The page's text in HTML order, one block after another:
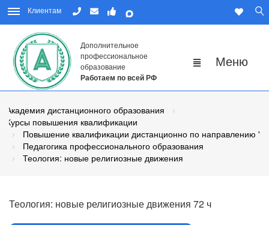
Клиентам
Дополнительное
профессиональное
образование
Работаем по всей РФ
Академия дистанционного образования
Курсы повышения квалификации
Повышение квалификации дистанционно по направлению
Педагогика профессионального образования
Теология: новые религиозные движения
Теология: новые религиозные движения 72 ч